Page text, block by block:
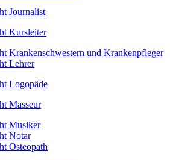
Journalist
Kursleiter
Krankenschwestern und Krankenpfleger
Lehrer
Logopäde
Masseur
Musiker
Notar
Osteopath